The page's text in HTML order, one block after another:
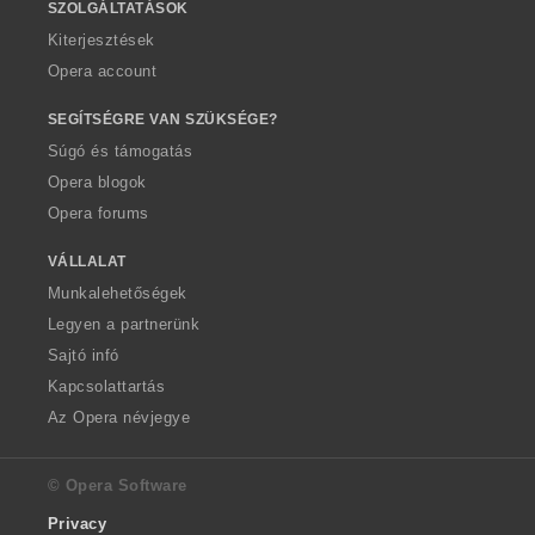
SZOLGÁLTATÁSOK
Kiterjesztések
Opera account
SEGÍTSÉGRE VAN SZÜKSÉGE?
Súgó és támogatás
Opera blogok
Opera forums
VÁLLALAT
Munkalehetőségek
Legyen a partnerünk
Sajtó infó
Kapcsolattartás
Az Opera névjegye
© Opera Software
Privacy